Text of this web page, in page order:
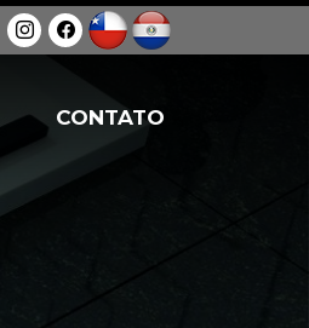
CONTATO